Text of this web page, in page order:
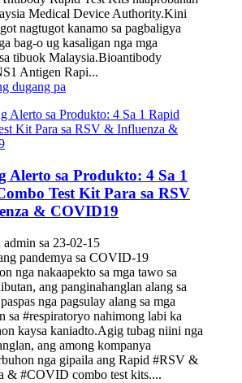
Medical Device Authority.Kini
nagtugot kanamo sa pagbaligya
bag-o ug kasaligan nga mga
tibuok Malaysia.Bioantibody
Antigen Rapi...
dugang pa
Alerto sa Produkto: 4 Sa 1
Test Kit Para sa RSV
& COVID19
admin sa 23-02-15
pandemya sa COVID-19
nga nakaapekto sa mga tawo sa
ang panginahanglan alang sa
nga pagsulay alang sa mga
sa #respiratoryo nahimong labi ka
kaysa kaniadto.Agig tubag niini nga
ang among kompanya
nga gipaila ang Rapid #RSV &
& #COVID combo test kits....